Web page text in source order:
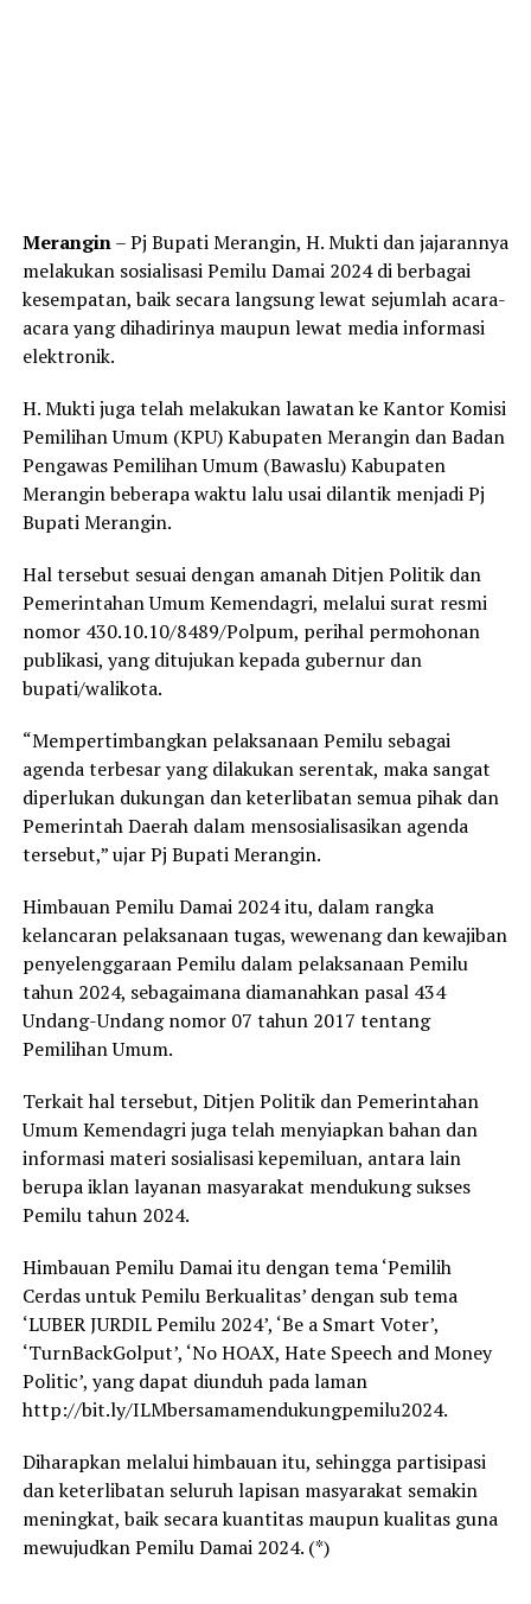
Merangin– Pj Bupati Merangin, H. Mukti dan jajarannya
melakukan sosialisasi Pemilu Damai 2024 di berbagai
kesempatan, baik secara langsung lewat sejumlah acara-
acara yang dihadirinya maupun lewat media informasi
elektronik.
H. Mukti juga telah melakukan lawatan ke Kantor Komisi
Pemilihan Umum (KPU) Kabupaten Merangin dan Badan
Pengawas Pemilihan Umum (Bawaslu) Kabupaten
Merangin beberapa waktu lalu usai dilantik menjadi Pj
Bupati Merangin.
Hal tersebut sesuai dengan amanah Ditjen Politik dan
Pemerintahan Umum Kemendagri, melalui surat resmi
nomor 430.10.10/8489/Polpum, perihal permohonan
publikasi, yang ditujukan kepada gubernur dan
bupati/walikota.
“Mempertimbangkan pelaksanaan Pemilu sebagai
agenda terbesar yang dilakukan serentak, maka sangat
diperlukan dukungan dan keterlibatan semua pihak dan
Pemerintah Daerah dalam mensosialisasikan agenda
tersebut,” ujar Pj Bupati Merangin.
Himbauan Pemilu Damai 2024 itu, dalam rangka
kelancaran pelaksanaan tugas, wewenang dan kewajiban
penyelenggaraan Pemilu dalam pelaksanaan Pemilu
tahun 2024, sebagaimana diamanahkan pasal 434
Undang-Undang nomor 07 tahun 2017 tentang
Pemilihan Umum.
Terkait hal tersebut, Ditjen Politik dan Pemerintahan
Umum Kemendagri juga telah menyiapkan bahan dan
informasi materi sosialisasi kepemiluan, antara lain
berupa iklan layanan masyarakat mendukung sukses
Pemilu tahun 2024.
Himbauan Pemilu Damai itu dengan tema ‘Pemilih
Cerdas untuk Pemilu Berkualitas’ dengan sub tema
‘LUBER JURDIL Pemilu 2024’, ‘Be a Smart Voter’,
‘TurnBackGolput’, ‘No HOAX, Hate Speech and Money
Politic’, yang dapat diunduh pada laman
http://bit.ly/ILMbersamamendukungpemilu2024.
Diharapkan melalui himbauan itu, sehingga partisipasi
dan keterlibatan seluruh lapisan masyarakat semakin
meningkat, baik secara kuantitas maupun kualitas guna
mewujudkan Pemilu Damai 2024. (*)